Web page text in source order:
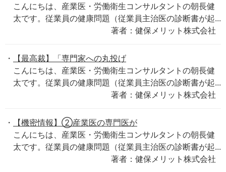
こんにちは、産業医・労働衛生コンサルタントの朝長健
太です。従業員の健康問題（従業員主治医の診断書が起...
著者：健保メリット株式会社
【最高裁】「専門家への丸投げ
こんにちは、産業医・労働衛生コンサルタントの朝長健
太です。従業員の健康問題（従業員主治医の診断書が起...
著者：健保メリット株式会社
【機密情報】②産業医の専門医が
こんにちは、産業医・労働衛生コンサルタントの朝長健
太です。従業員の健康問題（従業員主治医の診断書が起...
著者：健保メリット株式会社